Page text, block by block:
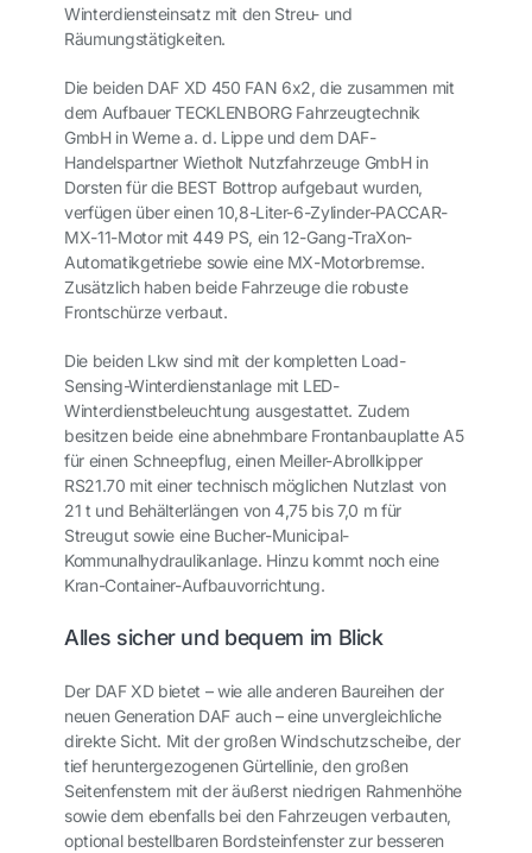
Winterdiensteinsatz mit den Streu- und
Räumungstätigkeiten.
Die beiden DAF XD 450 FAN 6x2, die zusammen mit
dem Aufbauer TECKLENBORG Fahrzeugtechnik
GmbH in Werne a. d. Lippe und dem DAF-
Handelspartner Wietholt Nutzfahrzeuge GmbH in
Dorsten für die BEST Bottrop aufgebaut wurden,
verfügen über einen 10,8-Liter-6-Zylinder-PACCAR-
MX-11-Motor mit 449 PS, ein 12-Gang-TraXon-
Automatikgetriebe sowie eine MX-Motorbremse.
Zusätzlich haben beide Fahrzeuge die robuste
Frontschürze verbaut.
Die beiden Lkw sind mit der kompletten Load-
Sensing-Winterdienstanlage mit LED-
Winterdienstbeleuchtung ausgestattet. Zudem
besitzen beide eine abnehmbare Frontanbauplatte A5
für einen Schneepflug, einen Meiller-Abrollkipper
RS21.70 mit einer technisch möglichen Nutzlast von
21 t und Behälterlängen von 4,75 bis 7,0 m für
Streugut sowie eine Bucher-Municipal-
Kommunalhydraulikanlage. Hinzu kommt noch eine
Kran-Container-Aufbauvorrichtung.
Alles sicher und bequem im Blick
Der DAF XD bietet – wie alle anderen Baureihen der
neuen Generation DAF auch – eine unvergleichliche
direkte Sicht. Mit der großen Windschutzscheibe, der
tief heruntergezogenen Gürtellinie, den großen
Seitenfenstern mit der äußerst niedrigen Rahmenhöhe
sowie dem ebenfalls bei den Fahrzeugen verbauten,
optional bestellbaren Bordsteinfenster zur besseren